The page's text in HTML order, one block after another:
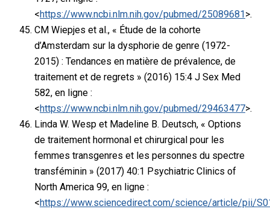
<https://www.ncbi.nlm.nih.gov/pubmed/25089681>.
CM Wiepjes et al., « Étude de la cohorte
d’Amsterdam sur la dysphorie de genre (1972-
2015) : Tendances en matière de prévalence, de
traitement et de regrets » (2016) 15:4 J Sex Med
582, en ligne :
<https://www.ncbi.nlm.nih.gov/pubmed/29463477>.
Linda W. Wesp et Madeline B. Deutsch, « Options
de traitement hormonal et chirurgical pour les
femmes transgenres et les personnes du spectre
transféminin » (2017) 40:1 Psychiatric Clinics of
North America 99, en ligne :
<https://www.sciencedirect.com/science/article/pii/